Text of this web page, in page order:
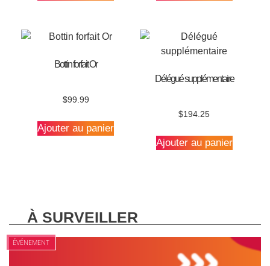
Bottin forfait Or
$99.99
Ajouter au panier
Délégué supplémentaire
$194.25
Ajouter au panier
À SURVEILLER
ÉVÉNEMENT